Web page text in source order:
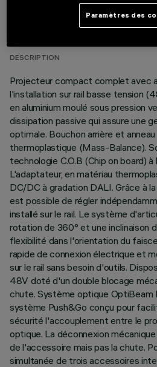
DONNÉES
DERNIÈRE MISE À JOUR: 05/08/2026
DESCRIPTION
Projecteur compact complet avec
l'installation sur rail basse tension
en aluminium moulé sous pression
dissipation passive qui assure une
optimale. Bouchon arrière et
thermoplastique (Mass-Balance).
technologie C.O.B (Chip on board)
L'adaptateur, en matériau
DC/DC à gradation DALI. Grâce à
est possible de régler
installé sur le rail. Le système
rotation de 360° et une inclinaison
flexibilité dans l'orientation du
rapide de connexion électrique et
sur le rail sans besoin d'outils.
48V doté d'un double blocage
chute. Système optique OptiBeam
système Push&Go conçu pour
sécurité l'accouplement entre le
optique. La déconnexion
de l'accessoire mais pas la chute.
simultanée de trois accessoires
Paramètres des